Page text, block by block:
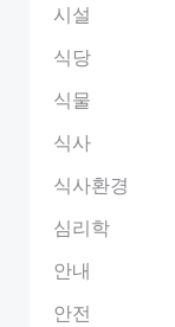
시설
식당
식물
식사
식사환경
심리학
안내
안전